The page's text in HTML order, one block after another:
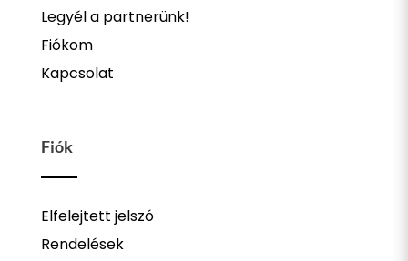
Legyél a partnerünk!
Fiókom
Kapcsolat
Fiók
Elfelejtett jelszó
Rendelések